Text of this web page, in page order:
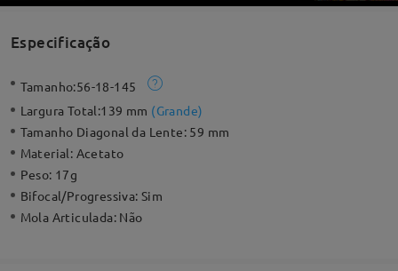
Especificação
Tamanho:56-18-145
Largura Total:139 mm (Grande)
Tamanho Diagonal da Lente: 59 mm
Material: Acetato
Peso: 17g
Bifocal/Progressiva:Sim
Mola Articulada: Não